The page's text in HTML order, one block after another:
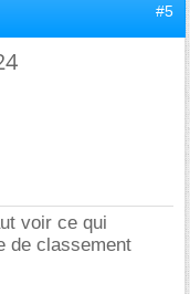
#5
voir ce qui
de classement